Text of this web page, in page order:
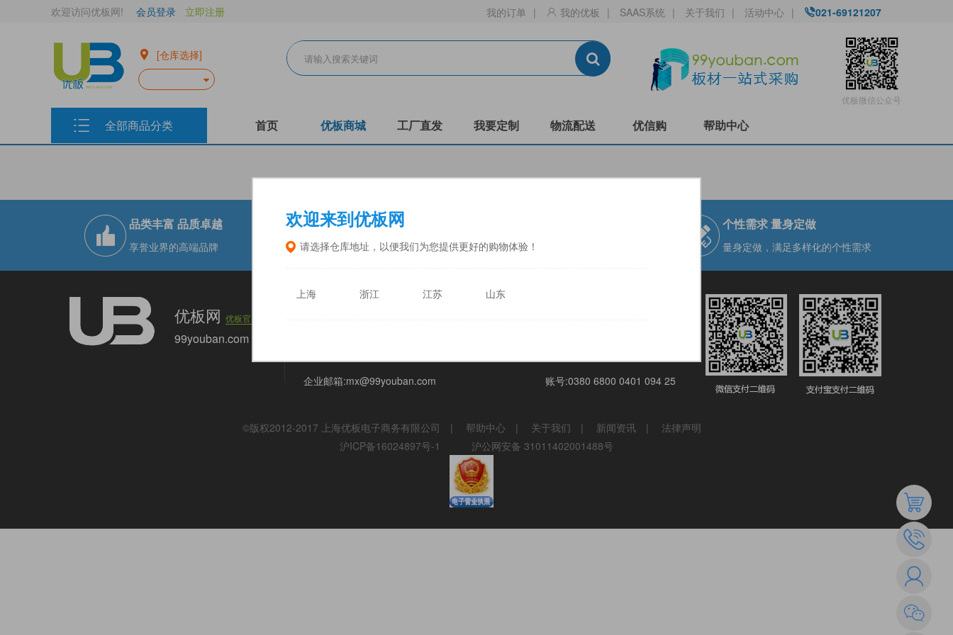
欢迎来到优板网
请选择仓库地址，以便我们为您提供更好的购物体验！
上海 浙江 江苏 山东
欢迎访问优板网! 会员登录 立即注册 我的订单 | 我的优板 | SAAS系统 | 关于我们 | 活动中心 | 021-69121207
[仓库选择]
优板微信公众号
全部商品分类 首页 优板商城 工厂直发 我要定制 物流配送 优信购 帮助中心
品类丰富 品质卓越
享誉业界的高端品牌
现货实仓 储蓄充足
十二大仓储中心常态备货充足 随心优选即论“张”卖，按需采购
个性需求 量身定做
量身定做，满足多样化的个性需求
优板网优板官网
99youban.com
企业邮箱:mx@99youban.com
账号:0380 6800 0401 094 25
©版权2012-2017 上海优板电子商务有限公司 | 帮助中心 | 关于我们 | 新闻资讯 |
法律声明
沪ICP备16024897号-1
沪公网安备 31011402001488号